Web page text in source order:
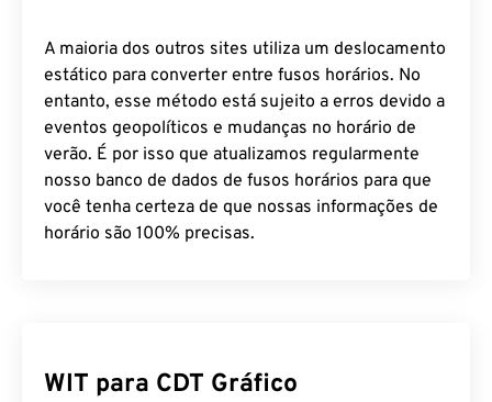
A maioria dos outros sites utiliza um deslocamento
estático para converter entre fusos horários. No
entanto, esse método está sujeito a erros devido a
eventos geopolíticos e mudanças no horário de
verão. É por isso que atualizamos regularmente
nosso banco de dados de fusos horários para que
você tenha certeza de que nossas informações de
horário são 100% precisas.
WIT para CDT Gráfico